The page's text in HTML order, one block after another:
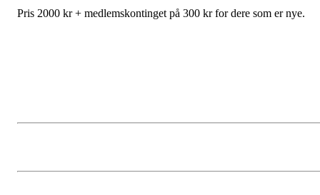
Pris 2000 kr + medlemskontinget på 300 kr for dere som er nye.